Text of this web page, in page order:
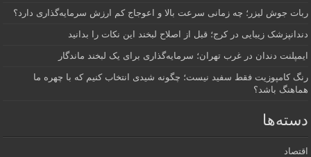
ربات جوش لیزر؛ چه زمانی سرعت بالا و اعوجاج کم ارزش سرمایه‌گذاری دارد؟
دندانپزشک زیبایی در کرج؛ قبل از اصلاح لبخند این نکات را بدانید
ایمپلنت دندان در غرب تهران؛ سرمایه‌گذاری برای یک لبخند ماندگار
رنگ کامپوزیت فقط سفید نیست؛ چگونه شیدی انتخاب کنیم که با چهره ما
هماهنگ باشد؟
دسته‌ها
اقتصاد